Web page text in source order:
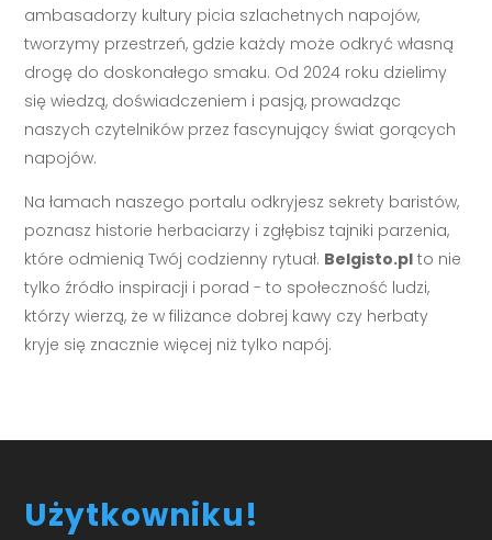
ambasadorzy kultury picia szlachetnych napojów,
tworzymy przestrzeń, gdzie każdy może odkryć własną
drogę do doskonałego smaku. Od 2024 roku dzielimy
się wiedzą, doświadczeniem i pasją, prowadząc
naszych czytelników przez fascynujący świat gorących
napojów.
Na łamach naszego portalu odkryjesz sekrety baristów,
poznasz historie herbaciarzy i zgłębisz tajniki parzenia,
które odmienią Twój codzienny rytuał. Belgisto.pl to nie
tylko źródło inspiracji i porad - to społeczność ludzi,
którzy wierzą, że w filiżance dobrej kawy czy herbaty
kryje się znacznie więcej niż tylko napój.
Użytkowniku!